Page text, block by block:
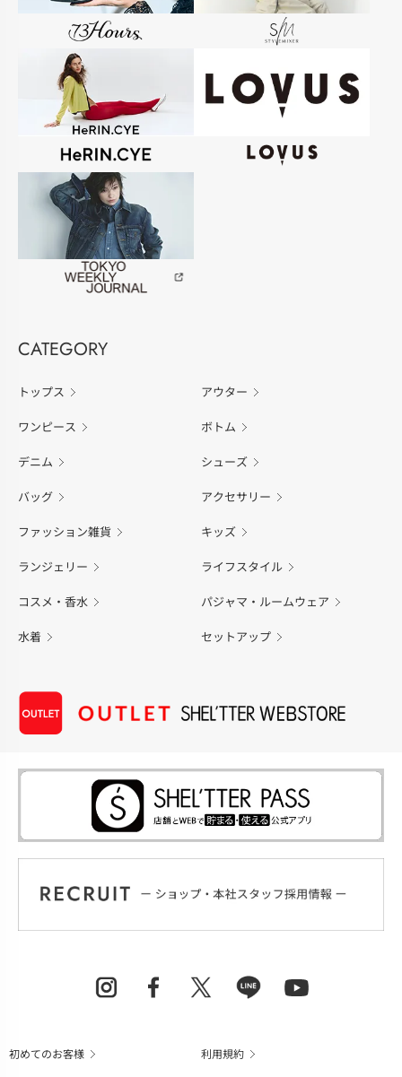
CATEGORY
トップス アウター
ワンピース ボトム
デニム シューズ
バッグ アクセサリー
ファッション雑貨 キッズ
ランジェリー ライフスタイル
コスメ・香水 パジャマ・ルームウェア
水着 セットアップ
初めてのお客様 利用規約